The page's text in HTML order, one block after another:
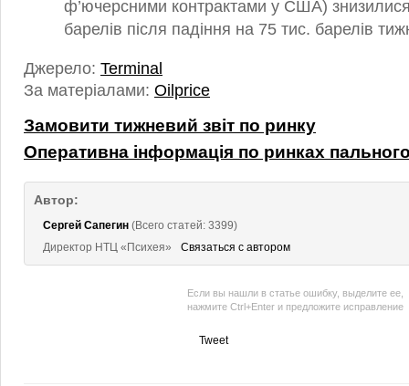
ф’ючерсними контрактами у США)
барелів після падіння на 75 тис. барелів
Джерело: Terminal
За матеріалами: Oilprice
Замовити тижневий звіт по ринку
Оперативна інформація по ринках
Автор:
Сергей Сапегин (Всего статей: 3399)
Директор НТЦ «Психея»
Связаться с автором
Если вы нашли в статье ошибку, выделите ее,
нажмите Ctrl+Enter и предложите исправление
Tweet